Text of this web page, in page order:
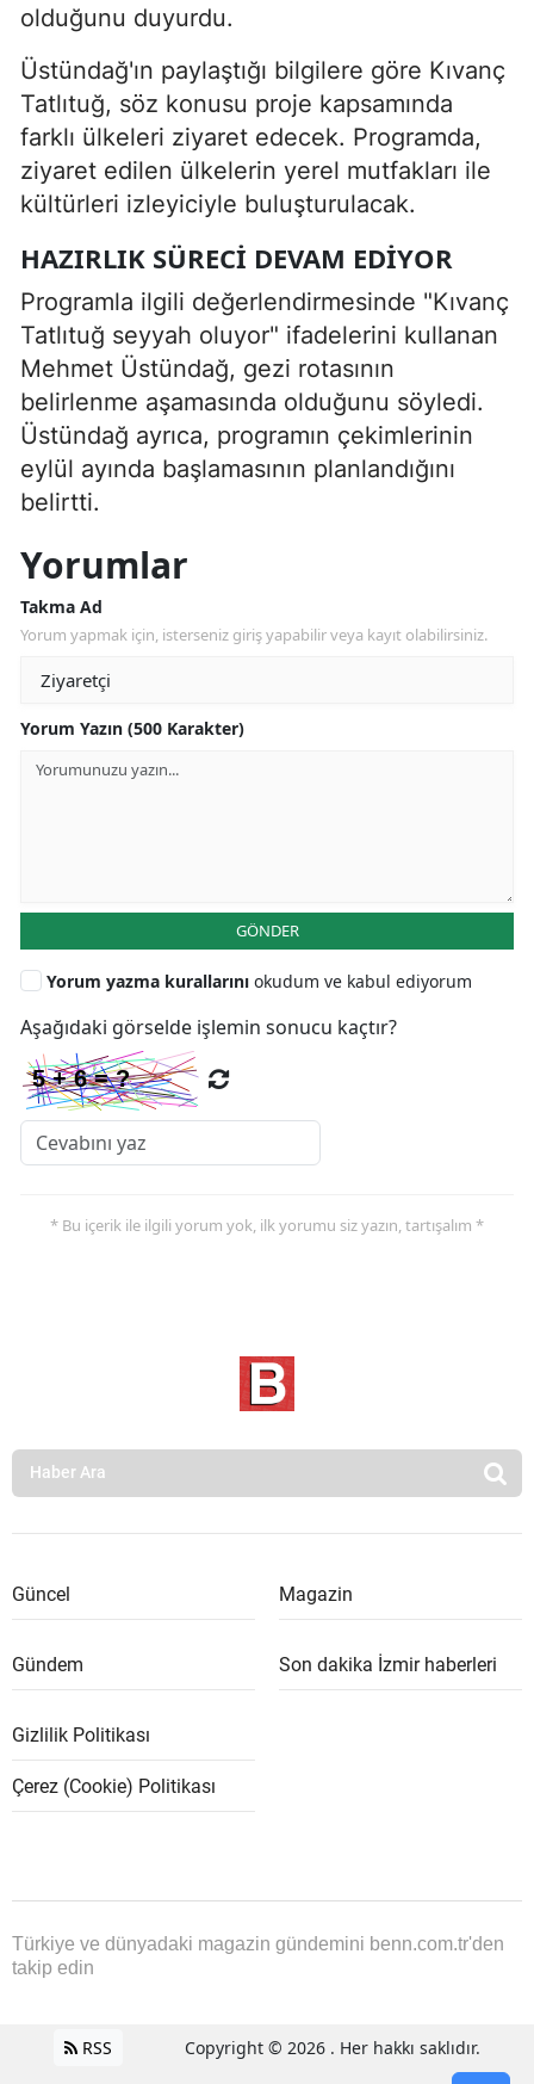
olduğunu duyurdu.
Üstündağ'ın paylaştığı bilgilere göre Kıvanç
Tatlıtuğ, söz konusu proje kapsamında
farklı ülkeleri ziyaret edecek. Programda,
ziyaret edilen ülkelerin yerel mutfakları ile
kültürleri izleyiciyle buluşturulacak.
HAZIRLIK SÜRECI DEVAM EDIYOR
Programla ilgili değerlendirmesinde "Kıvanç
Tatlıtuğ seyyah oluyor" ifadelerini kullanan
Mehmet Üstündağ, gezi rotasının
belirlenme aşamasında olduğunu söyledi.
Üstündağ ayrıca, programın çekimlerinin
eylül ayında başlamasının planlandığını
belirtti.
Yorumlar
Takma Ad
Yorum yapmak için, isterseniz giriş yapabilir veya kayıt olabilirsiniz.
Yorum Yazın (500 Karakter)
GÖNDER
Yorum yazma kurallarını okudum ve kabul ediyorum
Aşağıdaki görselde işlemin sonucu kaçtır?
* Bu içerik ile ilgili yorum yok, ilk yorumu siz yazın, tartışalım *
Güncel Magazin
Gündem Son dakika İzmir haberleri
Gizlilik Politikası
Çerez (Cookie) Politikası
Türkiye ve dünyadaki magazin gündemini benn.com.tr'den
takip edin
RSS Copyright © 2026 . Her hakkı saklıdır.